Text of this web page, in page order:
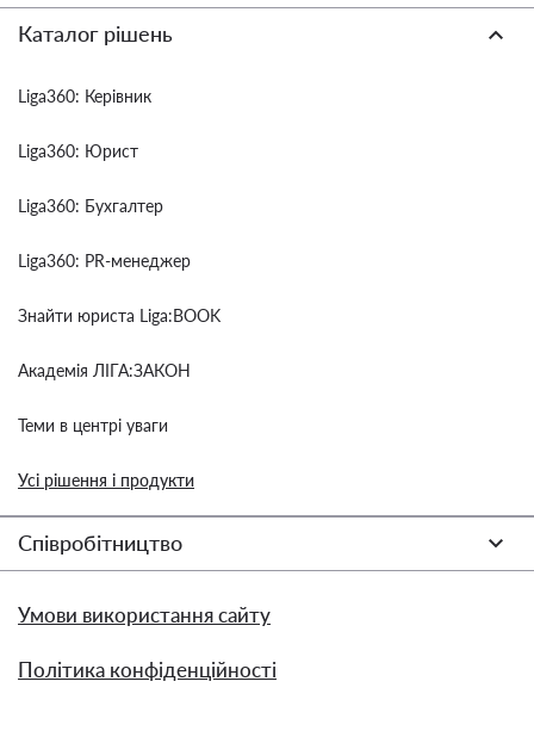
Каталог рішень
Liga360: Керівник
Liga360: Юрист
Liga360: Бухгалтер
Liga360: PR-менеджер
Знайти юриста Liga:BOOK
Академія ЛІГА:ЗАКОН
Теми в центрі уваги
Усі рішення і продукти
Співробітництво
Умови використання сайту
Політика конфіденційності